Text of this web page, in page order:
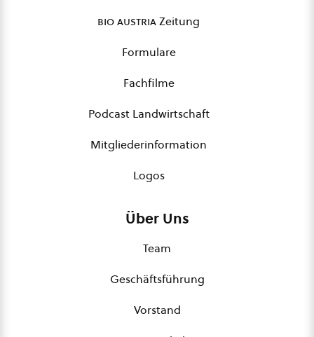
bio austriaZeitung
Formulare
Fachfilme
Podcast Landwirtschaft
Mitgliederinformation
Logos
Über Uns
Team
Geschäftsführung
Vorstand